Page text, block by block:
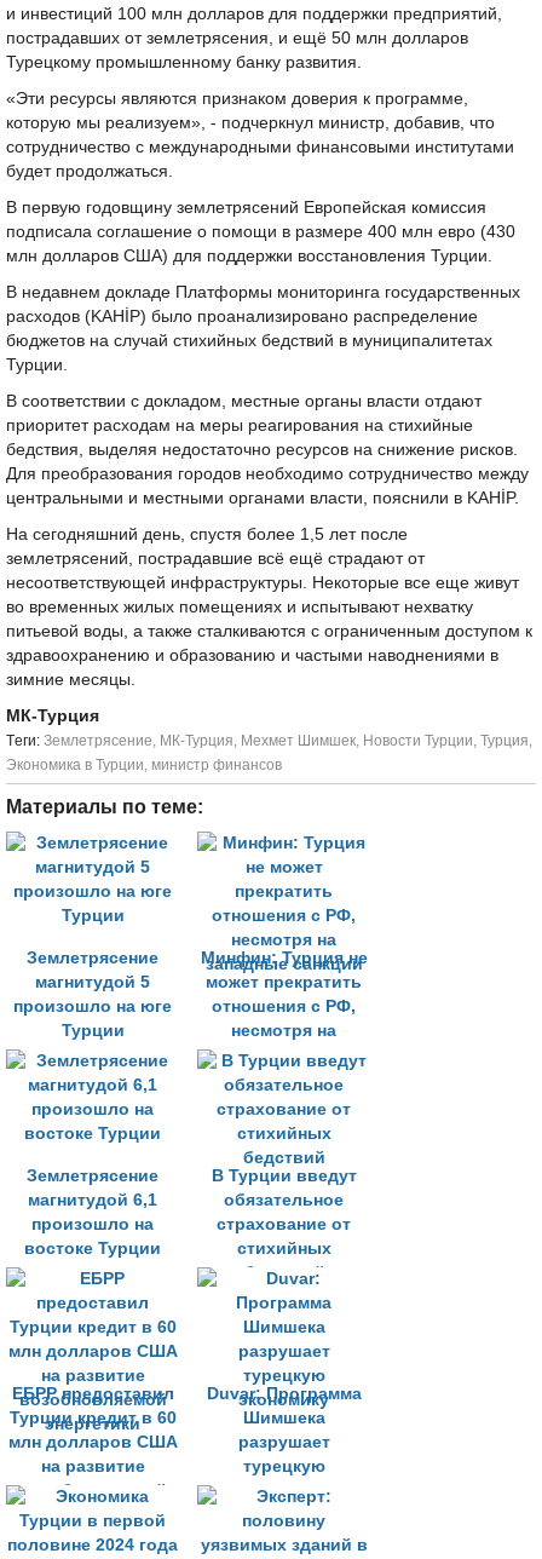
и инвестиций 100 млн долларов для поддержки предприятий,
пострадавших от землетрясения, и ещё 50 млн долларов
Турецкому промышленному банку развития.
«Эти ресурсы являются признаком доверия к программе,
которую мы реализуем», - подчеркнул министр, добавив, что
сотрудничество с международными финансовыми институтами
будет продолжаться.
В первую годовщину землетрясений Европейская комиссия
подписала соглашение о помощи в размере 400 млн евро (430
млн долларов США) для поддержки восстановления Турции.
В недавнем докладе Платформы мониторинга государственных
расходов (KAHİP) было проанализировано распределение
бюджетов на случай стихийных бедствий в муниципалитетах
Турции.
В соответствии с докладом, местные органы власти отдают
приоритет расходам на меры реагирования на стихийные
бедствия, выделяя недостаточно ресурсов на снижение рисков.
Для преобразования городов необходимо сотрудничество между
центральными и местными органами власти, пояснили в KAHİP.
На сегодняшний день, спустя более 1,5 лет после
землетрясений, пострадавшие всё ещё страдают от
несоответствующей инфраструктуры. Некоторые все еще живут
во временных жилых помещениях и испытывают нехватку
питьевой воды, а также сталкиваются с ограниченным доступом к
здравоохранению и образованию и частыми наводнениями в
зимние месяцы.
МК-Турция
Tеги: Землетрясение, МК-Турция, Мехмет Шимшек, Новости Турции, Турция,
Экономика в Турции, министр финансов
Материалы по теме:
Землетрясение
магнитудой 5
произошло на юге
Турции
Минфин: Турция не
может прекратить
отношения с РФ,
несмотря на
западные санкции
Землетрясение
магнитудой 6,1
произошло на
востоке Турции
В Турции введут
обязательное
страхование от
стихийных
бедствий
ЕБРР предоставил
Турции кредит в 60
млн долларов США
на развитие
возобновляемой
энергетики
Duvar: Программа
Шимшека
разрушает
турецкую
экономику